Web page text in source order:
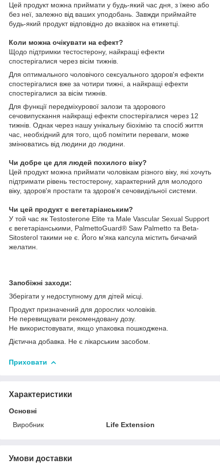
Цей продукт можна приймати у будь-який час дня, з їжею або
без неї, залежно від ваших уподобань. Завжди приймайте
будь-який продукт відповідно до вказівок на етикетці.
Коли можна очікувати на ефект?
Щодо підтримки тестостерону, найкращі ефекти
спостерігалися через вісім тижнів.
Для оптимального чоловічого сексуального здоров'я ефекти
спостерігалися вже за чотири тижні, а найкращі ефекти
спостерігалися за вісім тижнів.
Для функції передміхурової залози та здорового
сечовипускання найкращі ефекти спостерігалися через 12
тижнів. Однак через нашу унікальну біохімію та спосіб життя
час, необхідний для того, щоб помітити переваги, може
змінюватись від людини до людини.
Чи добре це для людей похилого віку?
Цей продукт можна приймати чоловікам різного віку, які хочуть
підтримати рівень тестостерону, характерний для молодого
віку, здоров'я простати та здоров'я сечовидільної системи.
Чи цей продукт є вегетаріанським?
У той час як Testosterone Elite та Male Vascular Sexual Support
є вегетаріанськими, PalmettoGuard® Saw Palmetto та Beta-
Sitosterol такими не є. Його м'яка капсула містить бичачий
желатин.
Запобіжні заходи:
Зберігати у недоступному для дітей місці.
Продукт призначений для дорослих чоловіків.
Не перевищувати рекомендовану дозу.
Не використовувати, якщо упаковка пошкоджена.
Дієтична добавка. Не є лікарським засобом.
Приховати
Характеристики
Основні
Виробник
Life Extension
Умови доставки